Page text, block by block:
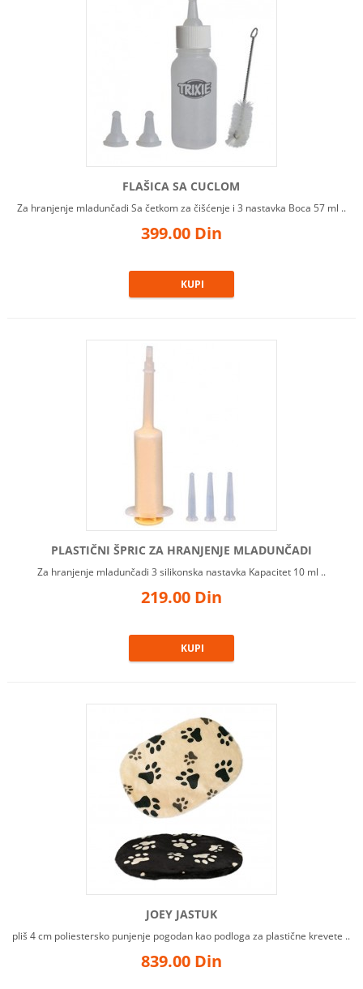
OPREMA ZA AUTOMOBIL
ANTIPARAZITSKI PROIZVODI
HIGIJENA SPOLJNIH I
FLAŠICA SA CUCLOM
Za hranjenje mladunčadi Sa četkom za čišćenje i 3 nastavka Boca 57 ml ..
399.00 Din
PLASTIČNI ŠPRIC ZA HRANJENJE MLADUNČADI
Za hranjenje mladunčadi 3 silikonska nastavka Kapacitet 10 ml ..
219.00 Din
JOEY JASTUK
pliš 4 cm poliestersko punjenje pogodan kao podloga za plastične krevete ..
839.00 Din